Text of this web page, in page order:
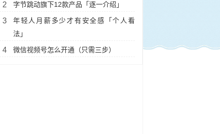
字节跳动旗下12款产品「逐一介绍」
年轻人月薪多少才有安全感「个人看
法」
微信视频号怎么开通（只需三步）